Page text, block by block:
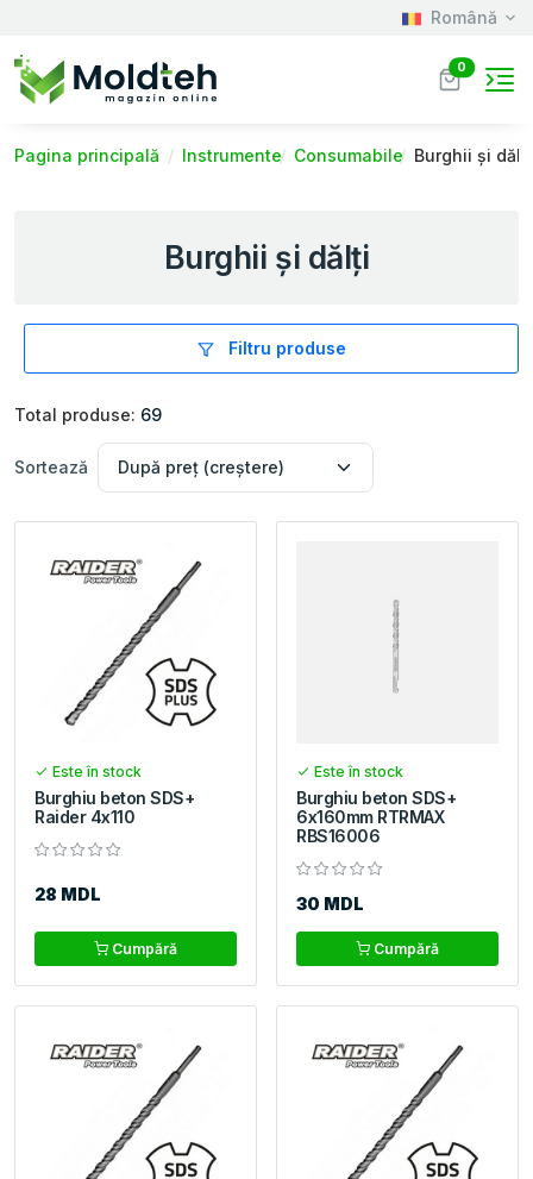
Română
0
Pagina principală Instrumente Consumabile Burghii și dălți
Burghii și dălți
Filtru produse
Total produse: 69
Sortează
Este în stock
Burghiu beton SDS+
Raider 4x110
28 MDL
Cumpără
Este în stock
Burghiu beton SDS+
6x160mm RTRMAX
RBS16006
30 MDL
Cumpără